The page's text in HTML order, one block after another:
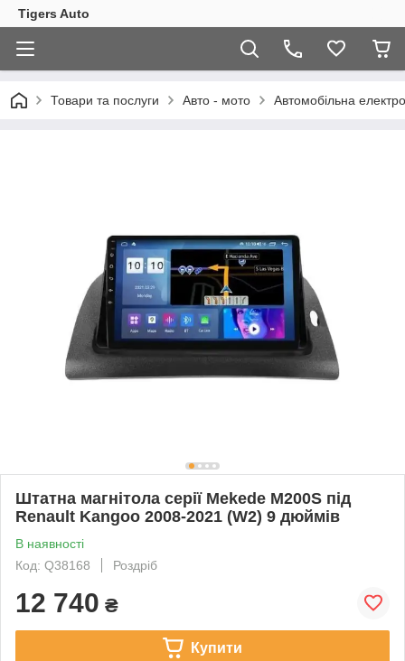
Tigers Auto
Товари та послуги Авто - мото Автомобільна
Штатна магнітола серії Mekede M200S під
Renault Kangoo 2008-2021 (W2) 9 дюймів
В наявності
Код: Q38168
Роздріб
12 740 ₴
Купити